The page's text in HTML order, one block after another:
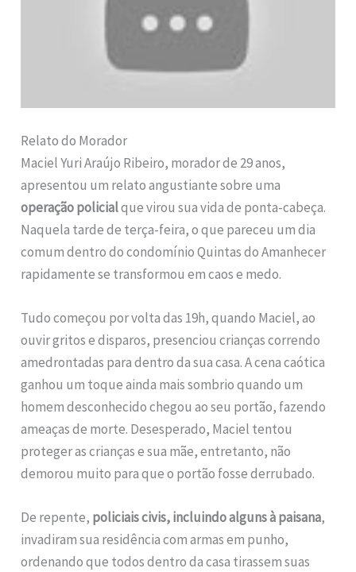
Relato do Morador
Maciel Yuri Araújo Ribeiro, morador de 29 anos,
apresentou um relato angustiante sobre uma
operação policialque virou sua vida de ponta-cabeça.
Naquela tarde de terça-feira, o que pareceu um dia
comum dentro do condomínio Quintas do Amanhecer
rapidamente se transformou em caos e medo.
Tudo começou por volta das 19h, quando Maciel, ao
ouvir gritos e disparos, presenciou crianças correndo
amedrontadas para dentro da sua casa. A cena caótica
ganhou um toque ainda mais sombrio quando um
homem desconhecido chegou ao seu portão, fazendo
ameaças de morte. Desesperado, Maciel tentou
proteger as crianças e sua mãe, entretanto, não
demorou muito para que o portão fosse derrubado.
De repente, policiais civis, incluindo alguns à paisana,
invadiram sua residência com armas em punho,
ordenando que todos dentro da casa tirassem suas